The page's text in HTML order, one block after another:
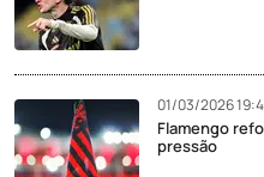
01/03/2026
Flamengo
pressão